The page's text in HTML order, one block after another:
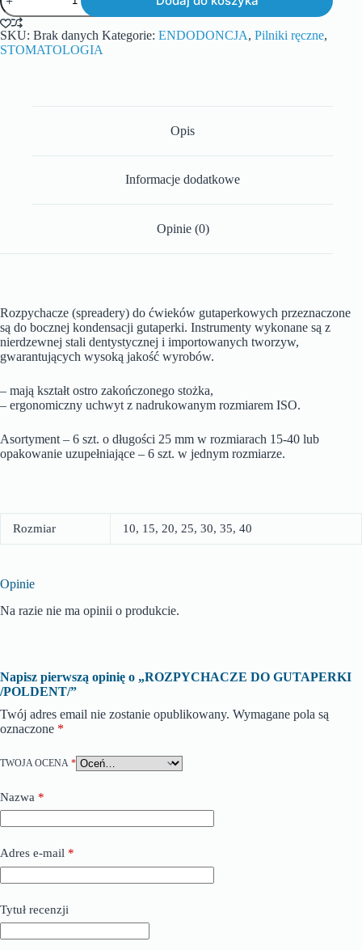
SKU: Brak danych Kategorie: ENDODONCJA, Pilniki ręczne,
STOMATOLOGIA
Opis
Informacje dodatkowe
Opinie (0)
Rozpychacze (spreadery) do ćwieków gutaperkowych przeznaczone
są do bocznej kondensacji gutaperki. Instrumenty wykonane są z
nierdzewnej stali dentystycznej i importowanych tworzyw,
gwarantujących wysoką jakość wyrobów.
– mają kształt ostro zakończonego stożka,
– ergonomiczny uchwyt z nadrukowanym rozmiarem ISO.
Asortyment – 6 szt. o długości 25 mm w rozmiarach 15-40 lub
opakowanie uzupełniające – 6 szt. w jednym rozmiarze.
Rozmiar 10, 15, 20, 25, 30, 35, 40
Opinie
Na razie nie ma opinii o produkcie.
Napisz pierwszą opinię o „ROZPYCHACZE DO GUTAPERKI
/POLDENT/”
Twój adres email nie zostanie opublikowany. Wymagane pola są
oznaczone *
TWOJA OCENA *
Nazwa *
Adres e-mail *
Tytuł recenzji